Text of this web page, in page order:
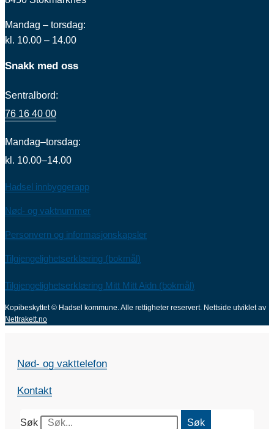
Mandag – torsdag:
kl. 10.00 – 14.00
Snakk med oss
Sentralbord:
76 16 40 00
Mandag–torsdag:
kl. 10.00–14.00
Hadsel innbyggerapp
Nød- og vaktnummer
Personvern og informasjonskapsler
Tilgjengelighetserklæring (bokmål)
Tilgjengelighetserklæring Mitt Mitt Aidn (bokmål)
Kopibeskyttet © Hadsel kommune. Alle rettigheter reservert. Nettside utviklet av
Nettrakett.no
Nød- og vakttelefon
Kontakt
Søk Søk